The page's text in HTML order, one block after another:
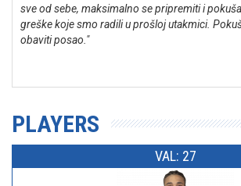
sve od sebe, maksimalno se pripremiti i
greške koje smo radili u prošloj utakmici.
obaviti posao."
PLAYERS
VAL: 27